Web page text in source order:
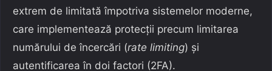
extrem de limitată împotriva sistemelor moderne,
care implementează protecții precum limitarea
numărului de încercări (rate limiting) și
autentificarea în doi factori (2FA).